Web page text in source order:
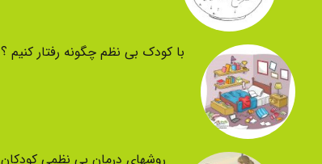
با کودک بی نظم چگونه رفتار کنیم ؟
روشهای درمان بی نظمی کودکان